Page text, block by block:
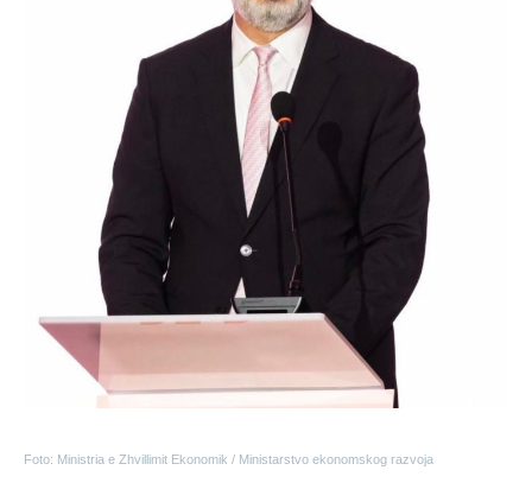
Foto: Ministria e Zhvillimit Ekonomik / Ministarstvo ekonomskog razvoja